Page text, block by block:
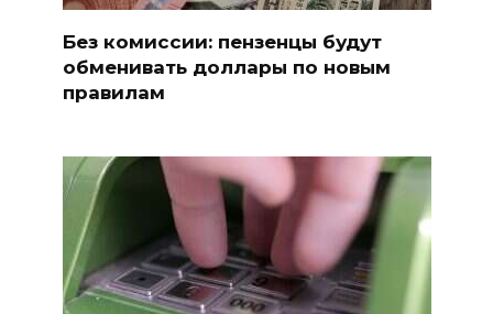
Без комиссии: пензенцы будут
обменивать доллары по новым
правилам